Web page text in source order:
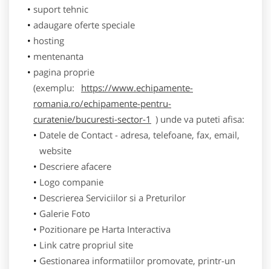
suport tehnic
adaugare oferte speciale
hosting
mentenanta
pagina proprie
(exemplu:
https://www.echipamente-
romania.ro/echipamente-pentru-
curatenie/bucuresti-sector-1 ) unde va puteti afisa:
Datele de Contact - adresa, telefoane, fax, email,
website
Descriere afacere
Logo companie
Descrierea Serviciilor si a Preturilor
Galerie Foto
Pozitionare pe Harta Interactiva
Link catre propriul site
Gestionarea informatiilor promovate, printr-un